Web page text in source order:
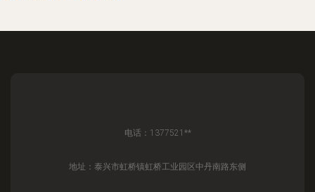
电话：1377521**
地址：泰兴市虹桥镇虹桥工业园区中丹南路东侧